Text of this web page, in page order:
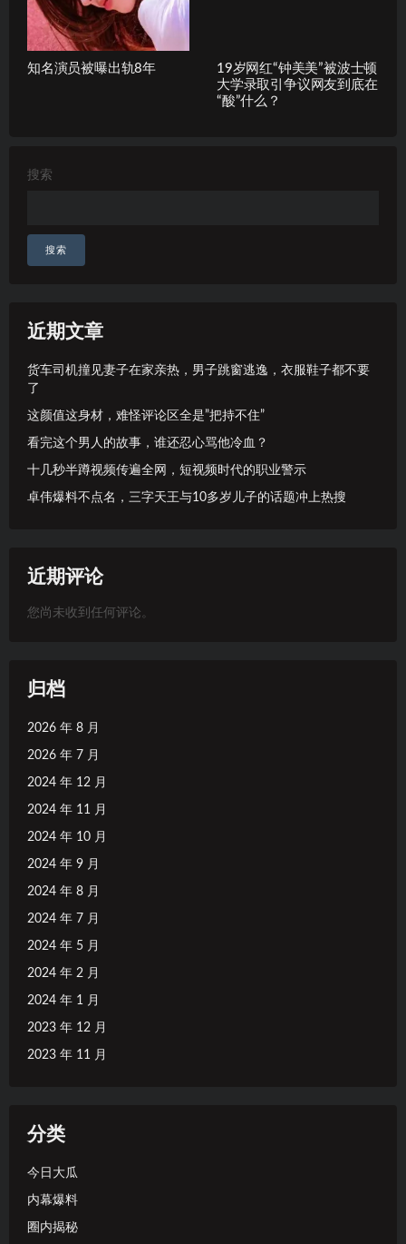
知名演员被曝出轨8年
19岁网红“钟美美”被波士顿
大学录取引争议网友到底在
“酸”什么？
搜索
搜索
近期文章
货车司机撞见妻子在家亲热，男子跳窗逃逸，衣服鞋子都不要
了
这颜值这身材，难怪评论区全是”把持不住”
看完这个男人的故事，谁还忍心骂他冷血？
十几秒半蹲视频传遍全网，短视频时代的职业警示
卓伟爆料不点名，三字天王与10多岁儿子的话题冲上热搜
近期评论
您尚未收到任何评论。
归档
2026 年 8 月
2026 年 7 月
2024 年 12 月
2024 年 11 月
2024 年 10 月
2024 年 9 月
2024 年 8 月
2024 年 7 月
2024 年 5 月
2024 年 2 月
2024 年 1 月
2023 年 12 月
2023 年 11 月
分类
今日大瓜
内幕爆料
圈内揭秘